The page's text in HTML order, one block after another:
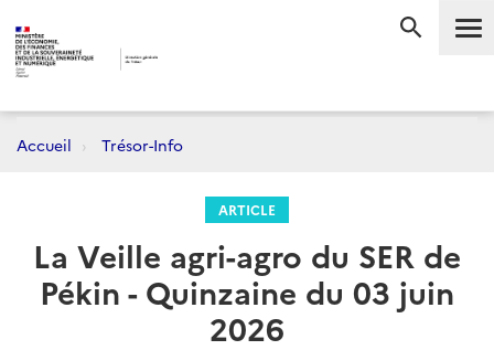
Accueil Trésor-Info
ARTICLE
La Veille agri-agro du SER de
Pékin - Quinzaine du 03 juin
2026